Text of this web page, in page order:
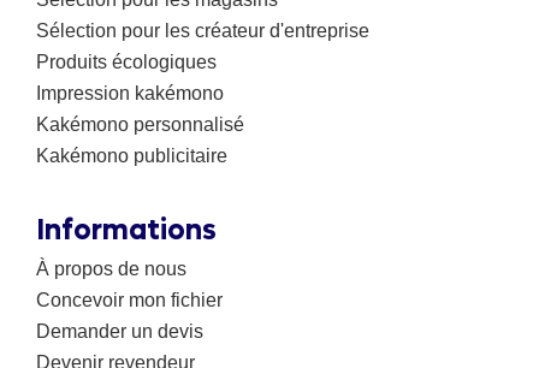
Sélection pour les créateur d'entreprise
Produits écologiques
Impression kakémono
Kakémono personnalisé
Kakémono publicitaire
Informations
À propos de nous
Concevoir mon fichier
Demander un devis
Devenir revendeur